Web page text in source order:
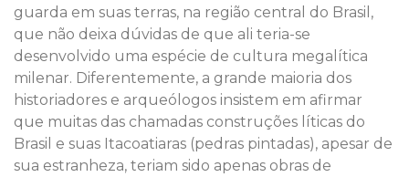
guarda em suas terras, na região central do Brasil,
que não deixa dúvidas de que ali teria-se
desenvolvido uma espécie de cultura megalítica
milenar. Diferentemente, a grande maioria dos
historiadores e arqueólogos insistem em afirmar
que muitas das chamadas construções líticas do
Brasil e suas Itacoatiaras (pedras pintadas), apesar de
sua estranheza, teriam sido apenas obras de